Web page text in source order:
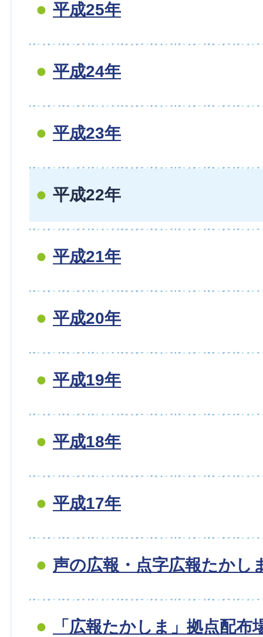
平成25年
平成24年
平成23年
平成22年
平成21年
平成20年
平成19年
平成18年
平成17年
声の広報・点字広報たかし
「広報たかしま」拠点配布